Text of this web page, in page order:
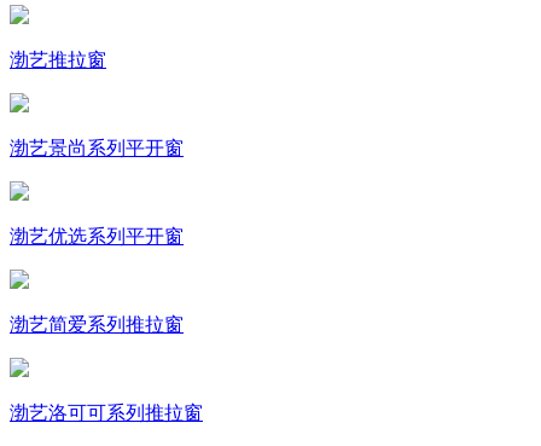
渤艺推拉窗
渤艺景尚系列平开窗
渤艺优选系列平开窗
渤艺简爱系列推拉窗
渤艺洛可可系列推拉窗